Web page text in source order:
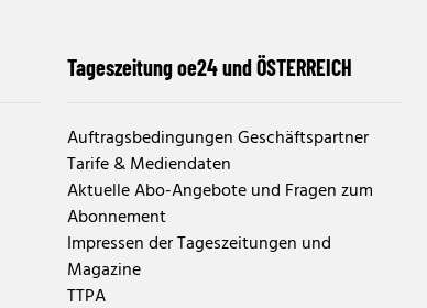
Tageszeitung oe24 und ÖSTERREICH
Auftragsbedingungen Geschäftspartner
Tarife & Mediendaten
Aktuelle Abo-Angebote und Fragen zum
Abonnement
Impressen der Tageszeitungen und
Magazine
TTPA